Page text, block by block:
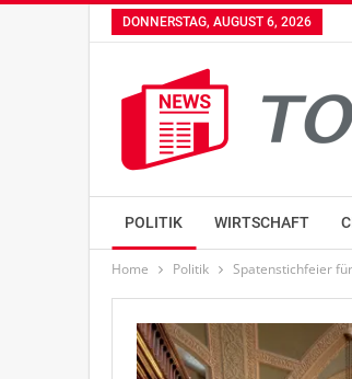
DONNERSTAG, AUGUST 6, 2026
POLITIK WIRTSCHAFT
Home Politik Spatenstichfeier